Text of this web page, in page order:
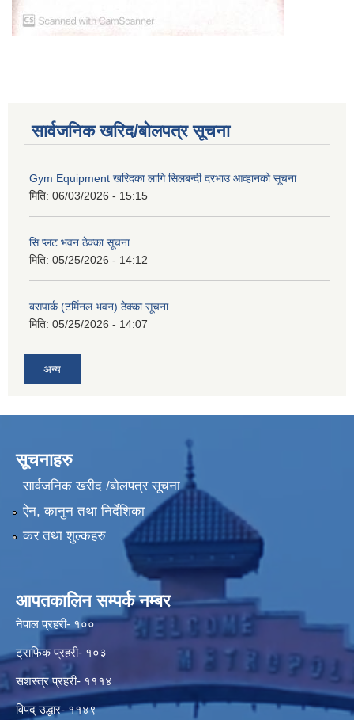
सार्वजनिक खरिद/बोलपत्र सूचना
Gym Equipment खरिदका लागि सिलबन्दी दरभाउ आव्हानको सूचना
मिति: 06/03/2026 - 15:15
सि प्लट भवन ठेक्का सूचना
मिति: 05/25/2026 - 14:12
बसपार्क (टर्मिनल भवन) ठेक्का सूचना
मिति: 05/25/2026 - 14:07
अन्य
सूचनाहरु
सार्वजनिक खरीद /बोलपत्र सूचना
ऐन, कानुन तथा निर्देशिका
कर तथा शुल्कहरु
आपतकालिन सम्पर्क नम्बर
नेपाल प्रहरी- १००
ट्राफिक प्रहरी- १०३
सशस्त्र प्रहरी- १११४
विपद् उद्धार- ११४९